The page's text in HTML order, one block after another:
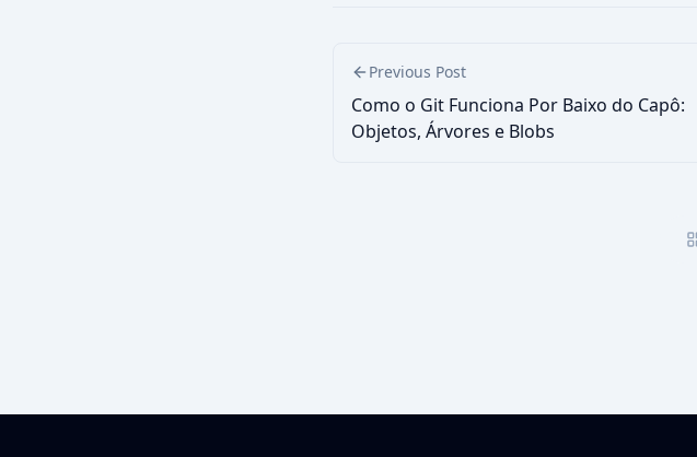
Previous Post
Como o Git Funciona Por Baixo do Capô:
Objetos, Árvores e Blobs